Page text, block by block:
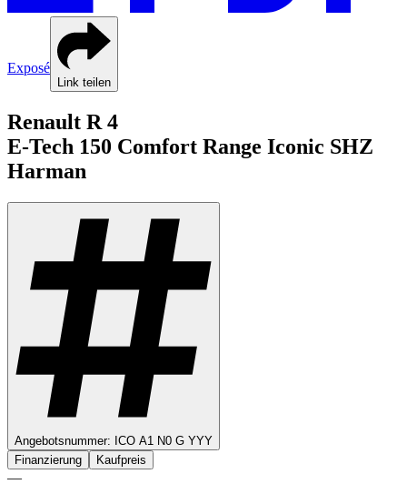
Exposé
Link teilen
Renault R 4
E-Tech 150 Comfort Range Iconic SHZ
Harman
Angebotsnummer: ICO A1 N0 G YYY
Finanzierung
Kaufpreis
—